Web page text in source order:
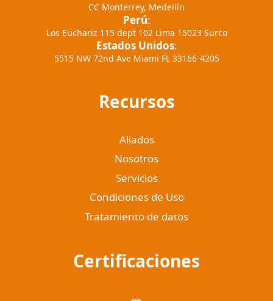
CC Monterrey, Medellín
Perú:
Los Euchariz 115 dept 102 Lima 15023 Surco
Estados Unidos:
5515 NW 72nd Ave Miami FL 33166-4205
Recursos
Aliados
Nosotros
Servicios
Condiciones de Uso
Tratamiento de datos
Certificaciones